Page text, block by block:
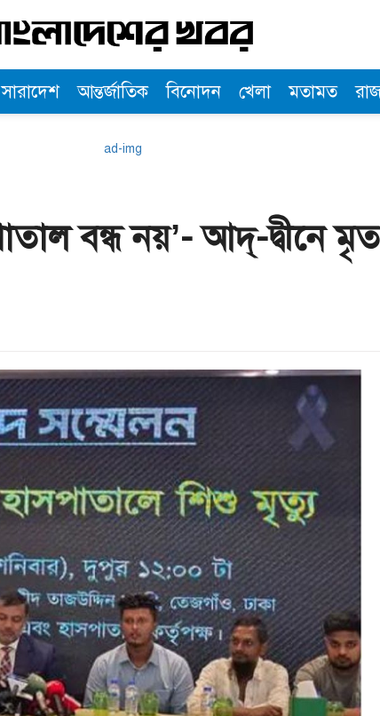
সারাদেশ আন্তর্জাতিক বিনোদন খেলা মতামত
বন্ধ নয়’- আদ্-দ্বীনে